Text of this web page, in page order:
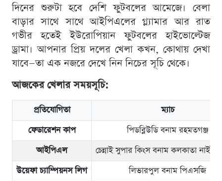
দিনের শুরুটা হবে দেশি ফুটবলের আমেজে। বেলা
বাড়ার সাথে সাথে আইপিএলের গ্ল্যামার আর রাত
গভীর হতেই ইউরোপিয়ান ফুটবলের হাইভোল্টেজ
ড্রামা। আপনার প্রিয় দলের খেলা কখন, কোথায় দেখা
যাবে—তা এক নজরে দেখে নিন নিচের সূচি থেকে।
আজকের খেলার সময়সূচি:
প্রতিযোগিতা
ম্যাচ
ফেডারেশন কাপ
পিডব্লিউডি বনাম রহমতগঞ্জ
আইপিএল
চেন্নাই সুপার কিংস বনাম কলকাতা নাইট
উয়েফা চ্যাম্পিয়নস লিগ
লিভারপুল বনাম পিএসজি